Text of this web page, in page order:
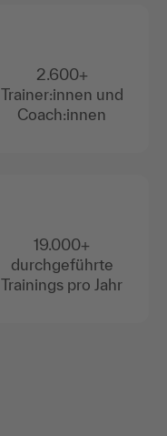
2.600+
Trainer:innen und
Coach:innen
19.000+
durchgeführte
Trainings pro Jahr